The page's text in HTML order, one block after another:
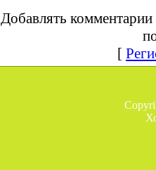
Добавлять комментарии
[